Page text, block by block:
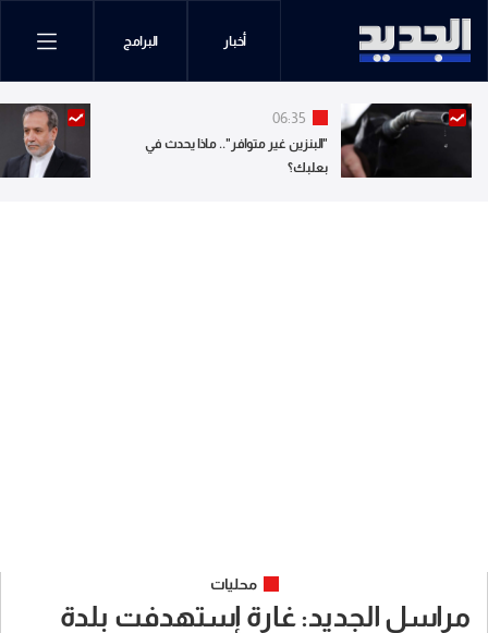
أخبار البرامج
06:35
"البنزين غير متوافر".. ماذا يحدث في
بعلبك؟
محليات
مراسل الجديد: غارة إستهدفت بلدة